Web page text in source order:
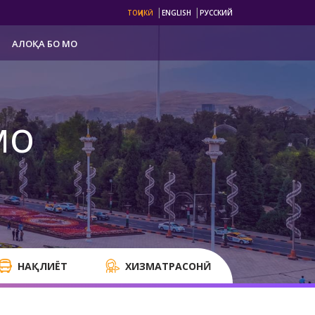
ТОҶИКӢ | ENGLISH | РУССКИЙ
АЛОҚА БО МО
НАҚЛИЁТ ХИЗМАТРАСОНӢ